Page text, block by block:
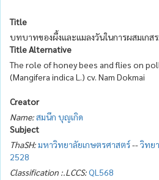
Title
บทบาทของผึ้งและแมลงวันในการผสมเกส
Title Alternative
The role of honey bees and flies on
(Mangifera indica L.) cv. Nam Dokmai
Creator
Name:สมนึก บุญเกิด
Subject
ThaSH:มหาวิทยาลัยเกษตรศาสตร์--วิทย
2528
Classification :.LCCS:QL568